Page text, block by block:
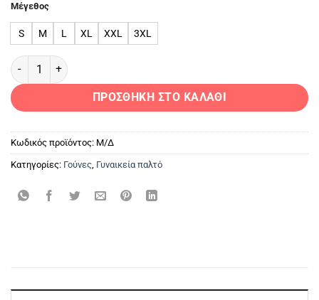
Μέγεθος
S M L XL XXL 3XL
Ζακέτα Αλεπού PG Silver 2 ποσότητα
ΠΡΟΣΘΉΚΗ ΣΤΟ ΚΑΛΆΘΙ
Κωδικός προϊόντος: Μ/Δ
Κατηγορίες: Γούνες, Γυναικεία παλτό